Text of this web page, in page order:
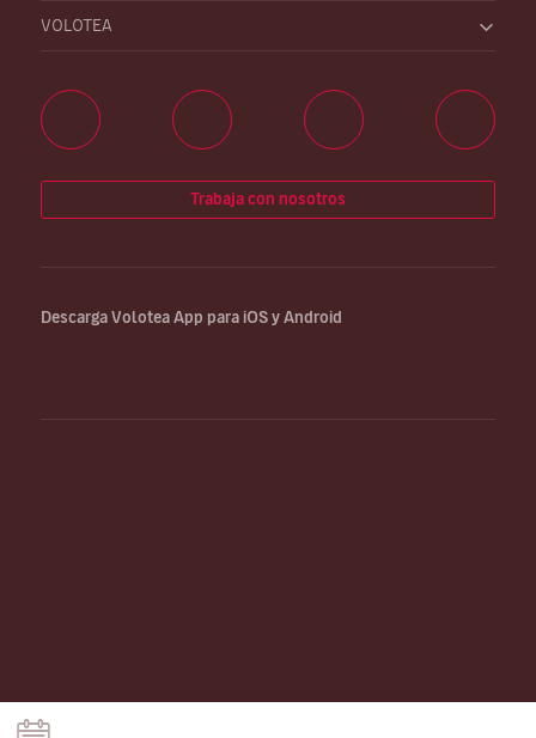
VOLOTEA
Trabaja con nosotros
Descarga Volotea App para iOS y Android